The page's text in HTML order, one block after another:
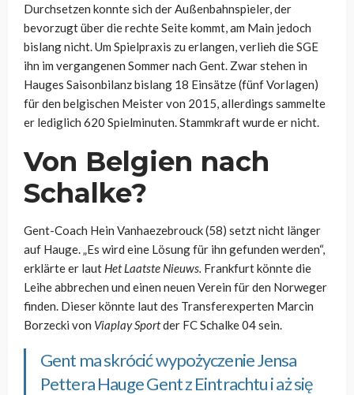
Durchsetzen konnte sich der Außenbahnspieler, der
bevorzugt über die rechte Seite kommt, am Main jedoch
bislang nicht. Um Spielpraxis zu erlangen, verlieh die SGE
ihn im vergangenen Sommer nach Gent. Zwar stehen in
Hauges Saisonbilanz bislang 18 Einsätze (fünf Vorlagen)
für den belgischen Meister von 2015, allerdings sammelte
er lediglich 620 Spielminuten. Stammkraft wurde er nicht.
Von Belgien nach
Schalke?
Gent-Coach Hein Vanhaezebrouck (58) setzt nicht länger
auf Hauge. „Es wird eine Lösung für ihn gefunden werden“,
erklärte er laut Het Laatste Nieuws. Frankfurt könnte die
Leihe abbrechen und einen neuen Verein für den Norweger
finden. Dieser könnte laut des Transferexperten Marcin
Borzecki von Viaplay Sportder FC Schalke 04 sein.
Gent ma skrócić wypożyczenie Jensa
Pettera Hauge Gent z Eintrachtu i aż się